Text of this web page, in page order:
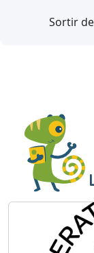
Sortir